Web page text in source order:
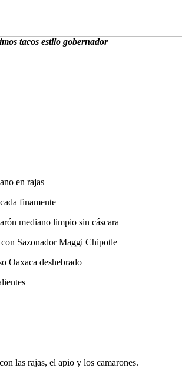
tacos estilo gobernador
en rajas
finamente
mediano limpio sin cáscara
Sazonador Maggi Chipotle
Oaxaca deshebrado
las rajas, el apio y los camarones.